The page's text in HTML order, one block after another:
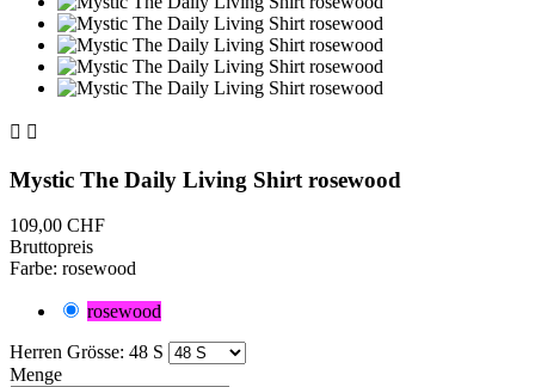
 
Mystic The Daily Living Shirt rosewood
109,00 CHF
Bruttopreis
Farbe: rosewood
rosewood
Herren Grösse: 48 S
Menge